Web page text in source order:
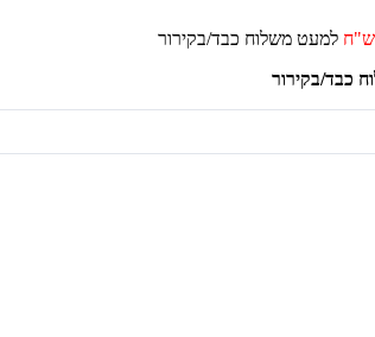
למעט משלוח כבד/בקירור
כבד/בקירור